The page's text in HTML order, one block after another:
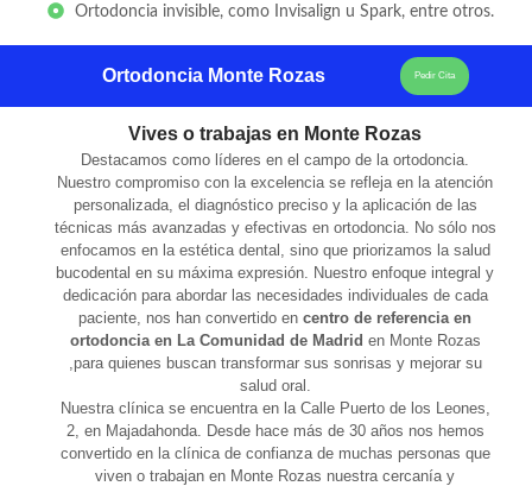
Ortodoncia invisible, como Invisalign u Spark, entre otros.
Ortodoncia Monte Rozas Pedir Cita
Vives o trabajas en Monte Rozas
Destacamos como líderes en el campo de la ortodoncia.
Nuestro compromiso con la excelencia se refleja en la atención
personalizada, el diagnóstico preciso y la aplicación de las
técnicas más avanzadas y efectivas en ortodoncia. No sólo nos
enfocamos en la estética dental, sino que priorizamos la salud
bucodental en su máxima expresión. Nuestro enfoque integral y
dedicación para abordar las necesidades individuales de cada
paciente, nos han convertido en centro de referencia en
ortodoncia en La Comunidad de Madrid en Monte Rozas
,para quienes buscan transformar sus sonrisas y mejorar su
salud oral.
Nuestra clínica se encuentra en la Calle Puerto de los Leones,
2, en Majadahonda. Desde hace más de 30 años nos hemos
convertido en la clínica de confianza de muchas personas que
viven o trabajan en Monte Rozas nuestra cercanía y